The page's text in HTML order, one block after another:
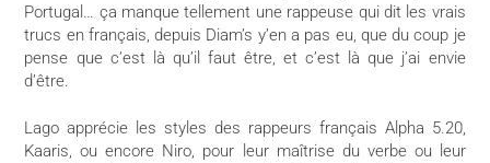
Portugal… ça manque tellement une rappeuse qui dit les vrais
trucs en français, depuis Diam’s y’en a pas eu, que du coup je
pense que c’est là qu’il faut être, et c’est là que j’ai envie
d’être.
Lago apprécie les styles des rappeurs français Alpha 5.20,
Kaaris, ou encore Niro, pour leur maîtrise du verbe ou leur